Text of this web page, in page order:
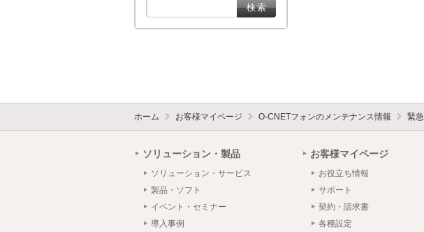
ホーム お客様マイページ O-CNETフォンのメンテナンス情報 緊
ソリューション・製品
ソリューション・サービス
製品・ソフト
イベント・セミナー
導入事例
お客様マイページ
お役立ち情報
サポート
契約・請求書
各種設定